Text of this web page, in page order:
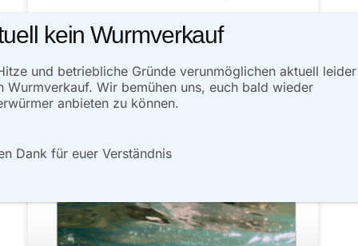
ARTIKEL LESEN»
Oktober 15, 2023 Keine Kommentare
kein Wurmverkauf
und betriebliche Gründe verunmöglichen aktuell leider
Wurmverkauf. Wir bemühen uns, euch bald wieder
anbieten zu können.
Dank für euer Verständnis